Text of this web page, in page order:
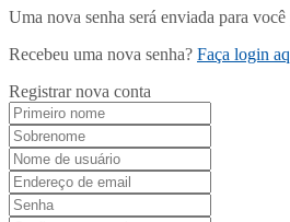
Uma nova senha será enviada para
Recebeu uma nova senha? Faça login
Registrar nova conta